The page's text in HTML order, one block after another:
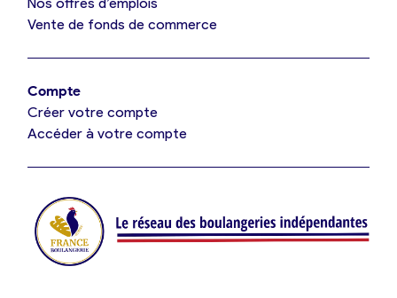
Offres d’emploi
Je suis fournisseur
Je crée mon compte
Vente de fonds de commerce
Compte
Créer votre compte
Accéder à votre compte